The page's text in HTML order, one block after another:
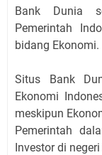
Bank Dunia
Pemerintah
bidang Ekonomi.
Situs Bank
Ekonomi
meskipun
Pemerintah
Investor di